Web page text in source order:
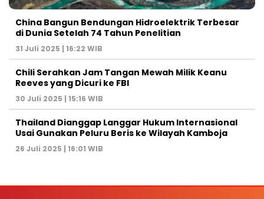
China Bangun Bendungan Hidroelektrik Terbesar
di Dunia Setelah 74 Tahun Penelitian
31 Juli 2025 | 16:22 WIB
Chili Serahkan Jam Tangan Mewah Milik Keanu
Reeves yang Dicuri ke FBI
30 Juli 2025 | 15:16 WIB
Thailand Dianggap Langgar Hukum Internasional
Usai Gunakan Peluru Beris ke Wilayah Kamboja
26 Juli 2025 | 16:01 WIB